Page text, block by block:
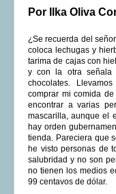
Por Ilka Oliva
¿Se recuerda del
coloca lechugas y
tarima de cajas con
y con la otra señala
chocolates.
comprar mi comida
encontrar a varias
mascarilla, aunque el
hay orden
tienda. Pareciera que
he visto personas de
salubridad y no son
no tienen los medios
99 centavos de dólar.